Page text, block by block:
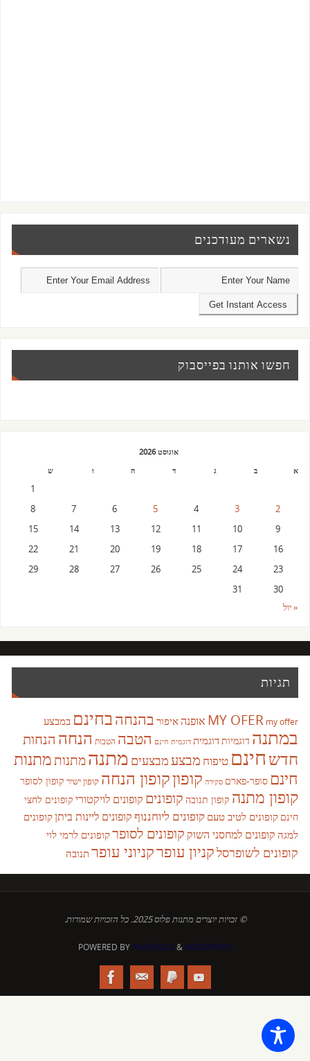
נשארים מעודכנים
חפשו אותנו בפייסבוק
אוגוסט 2026
א
ב ג ד ה ו ש
1
2
3
4
5
6
7
8
9
10
11
12
13
14
15
16
17
18
19
20
21
22
23
24
25
26
27
28
29
30
31
« יול
תגיות
MY OFER my offer אופנהאיפור בהנחהבחינם במבצע
במתנה דוגמיותדוגמית דוגמית חינם הטבה הטבות הנחה הנחות
חדשחינם טיפוח מבצעמבצעים מתנהמתנותמתנות
חינם סופר-פארם סקירה קופוןקופון הנחה קופון ישיר קופון לסופר
קופון מתנה קופון תנובה קופונים קופונים לויקטורי קופונים לחצי
חינם קופונים לטיב טעם קופונים ליוחננוףקופונים ליינות ביתןקופונים
למגה קופונים למחסני השוק קופונים לסופרקופונים לרמי לוי
קופונים לשופרסלקניון עופרקניוני עופרתנובה
© זכויות יוצרים מתנות פלוס 2025. כל הזכויות שמורות.
POWERED BY PARABOLA&WORDPRESS.